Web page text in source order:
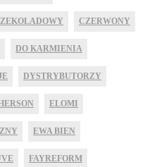
CZERWONY
DO KARMIENIA
DYSTRYBUTORZY
ELOMI
EWA BIEN
FAYREFORM